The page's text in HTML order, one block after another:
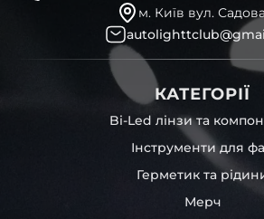
м. Київ вул.
КАТЕГОРІЇ
Bi-Led лінзи та
Інструменти для
Герметик та
Мерч